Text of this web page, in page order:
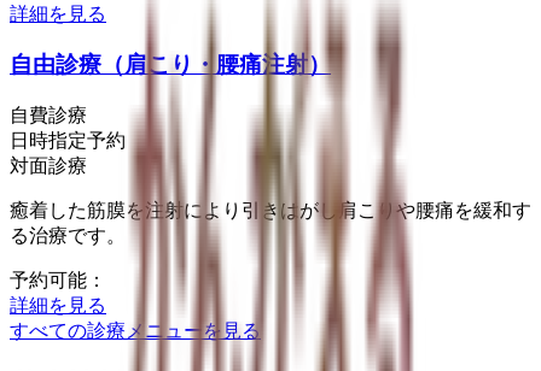
詳細を見る
自由診療（肩こり・腰痛注射）
自費診療
日時指定予約
対面診療
癒着した筋膜を注射により引きはがし肩こりや腰痛を緩和す
る治療です。
予約可能：
詳細を見る
すべての診療メニューを見る